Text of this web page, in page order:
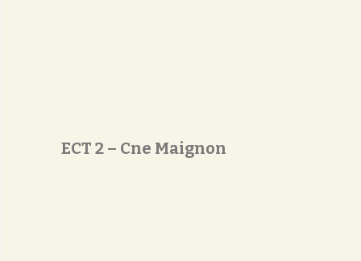
ECT 2 – Cne Maignon